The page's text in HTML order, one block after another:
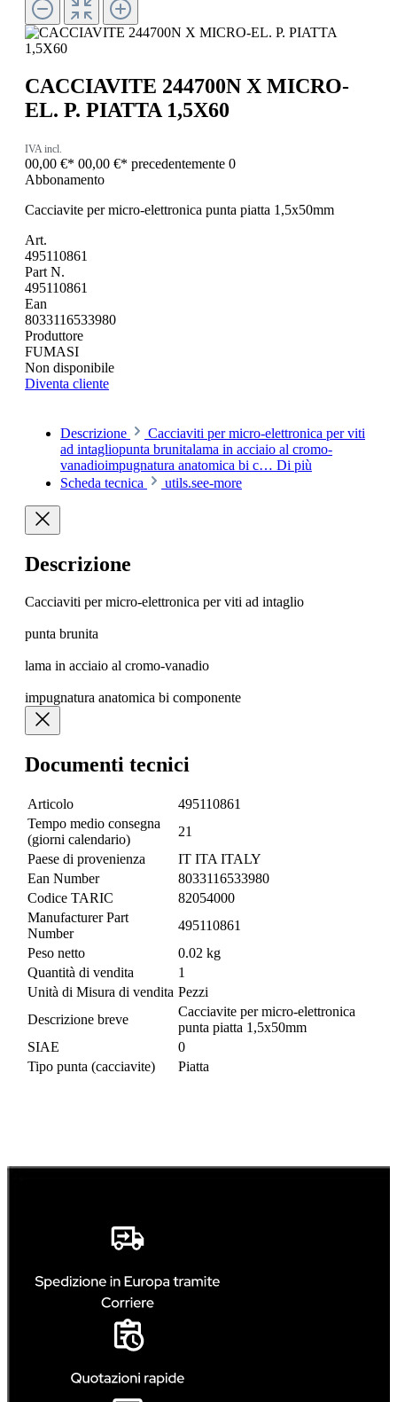
CACCIAVITE 244700N X MICRO-
EL. P. PIATTA 1,5X60
IVA incl.
00,00 €* 00,00 €* precedentemente 0
Abbonamento
Cacciavite per micro-elettronica punta piatta 1,5x50mm
Art.
495110861
Part N.
495110861
Ean
8033116533980
Produttore
FUMASI
Non disponibile
Diventa cliente
Descrizione
Cacciaviti per micro-elettronica per viti
ad intagliopunta brunitalama in acciaio al cromo-
vanadioimpugnatura anatomica bi c… Di più
Scheda tecnica
utils.see-more
Descrizione
Cacciaviti per micro-elettronica per viti ad intaglio
punta brunita
lama in acciaio al cromo-vanadio
impugnatura anatomica bi componente
Documenti tecnici
Articolo
495110861
Tempo medio consegna
(giorni calendario)
21
Paese di provenienza
IT ITA ITALY
Ean Number
8033116533980
Codice TARIC
82054000
Manufacturer Part
Number
495110861
Peso netto
0.02 kg
Quantità di vendita
1
Unità di Misura di vendita Pezzi
Descrizione breve
Cacciavite per micro-elettronica
punta piatta 1,5x50mm
SIAE
0
Tipo punta (cacciavite)
Piatta